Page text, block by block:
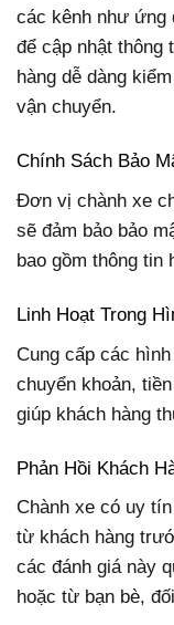
các kênh như ứng
để cập nhật thông
hàng dễ dàng
vận chuyển.
Chính Sách Bảo
Đơn vị chành xe
sẽ đảm bảo bảo
bao gồm thông tin
Linh Hoạt Trong
Cung cấp các
chuyển khoản,
giúp khách hàng
Phản Hồi Khách
Chành xe có uy
từ khách hàng
các đánh giá này
hoặc từ bạn bè,